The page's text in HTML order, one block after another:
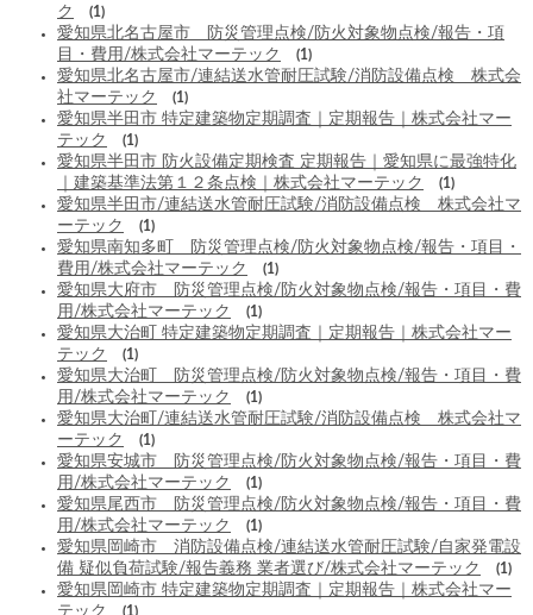
ク
(1)
愛知県北名古屋市 防災管理点検/防火対象物点検/報告・項
目・費用/株式会社マーテック
(1)
愛知県北名古屋市/連結送水管耐圧試験/消防設備点検 株式会
社マーテック
(1)
愛知県半田市 特定建築物定期調査｜定期報告｜株式会社マー
テック
(1)
愛知県半田市 防火設備定期検査 定期報告｜愛知県に最強特化
｜建築基準法第１２条点検｜株式会社マーテック
(1)
愛知県半田市/連結送水管耐圧試験/消防設備点検 株式会社マ
ーテック
(1)
愛知県南知多町 防災管理点検/防火対象物点検/報告・項目・
費用/株式会社マーテック
(1)
愛知県大府市 防災管理点検/防火対象物点検/報告・項目・費
用/株式会社マーテック
(1)
愛知県大治町 特定建築物定期調査｜定期報告｜株式会社マー
テック
(1)
愛知県大治町 防災管理点検/防火対象物点検/報告・項目・費
用/株式会社マーテック
(1)
愛知県大治町/連結送水管耐圧試験/消防設備点検 株式会社マ
ーテック
(1)
愛知県安城市 防災管理点検/防火対象物点検/報告・項目・費
用/株式会社マーテック
(1)
愛知県尾西市 防災管理点検/防火対象物点検/報告・項目・費
用/株式会社マーテック
(1)
愛知県岡崎市 消防設備点検/連結送水管耐圧試験/自家発電設
備 疑似負荷試験/報告義務 業者選び/株式会社マーテック
(1)
愛知県岡崎市 特定建築物定期調査｜定期報告｜株式会社マー
テック
(1)